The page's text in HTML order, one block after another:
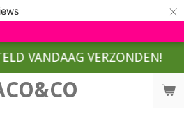
×
VANDAAG VERZONDEN!